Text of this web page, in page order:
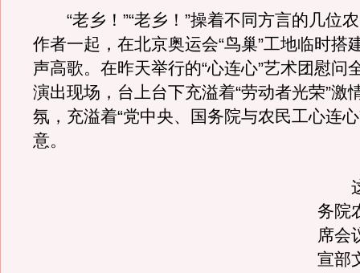
“老乡！”“老乡！”操着不同方言的几位
作者一起，在北京奥运会“鸟巢”工地临时搭
声高歌。在昨天举行的“心连心”艺术团慰问
演出现场，台上台下充溢着“劳动者光荣”激
氛，充溢着“党中央、国务院与农民工心连
意。
这
务院
席会
宣部